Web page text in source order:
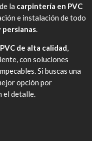
la carpintería en PVC
e instalación de todo
persianas.
de alta calidad,
con soluciones
Si buscas una
opción por
el detalle.